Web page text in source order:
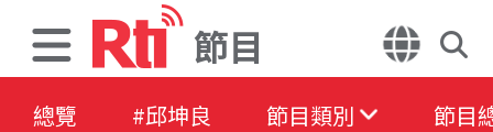
節目
總覽 #邱坤良 節目類別 節目